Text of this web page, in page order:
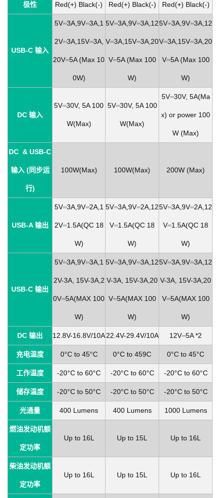
极性 Red(+) Black(-) Red(+) Black(-) Red(+) Black(-)
USB-C 输入
5V⎓3A,9V⎓3A,1
2V⎓3A,15V⎓3A,
20V⎓5A (Max 10
0W)
5V⎓3A,9V⎓3A,12
V⎓3A,15V⎓3A,20
V⎓5A (Max 100
W)
5V⎓3A,9V⎓3A,12
V⎓3A,15V⎓3A,20
V⎓5A (Max 100
W)
DC 输入
5V⎓30V, 5A 100
W(Max)
5V⎓30V, 5A 100
W(Max)
5V⎓30V, 5A(Ma
x) or power 100
W (Max)
DC & USB-C
输入 (同步运
行)
100W(Max) 100W(Max) 200W (Max)
USB-A 输出
5V⎓3A,9V⎓2A,1
2V⎓1.5A(QC 18
W)
5V⎓3A,9V⎓2A,12
V⎓1.5A(QC 18
W)
5V⎓3A,9V⎓2A,12
V⎓1.5A(QC 18
W)
USB-C 输出
5V⎓3A,9V⎓3A,1
2V-3A, 15V-3A,2
0V⎓5A(MAX 100
W)
5V⎓3A,9V⎓3A,12
V-3A, 15V-3A,20
V⎓5A(MAX 100
W)
5V⎓3A,9V⎓3A,12
V-3A, 15V-3A,20
V⎓5A(MAX 100
W)
DC 输出 12.8V-16.8V/10A22.4V-29.4V/10A 12V⎓5A *2
充电温度 0°C to 45°C 0°C to 459C 0°C to 45°C
工作温度 -20°C to 60°C -20°C to 60°C -20°C to 60°C
储存温度 -20°C to 50°C -20°Cto 50°C -20°C to 50°C
光通量 400 Lumens 400 Lumens 1000 Lumens
燃油发动机额
定功率
Up to 16L Up to 15L Up to 16L
柴油发动机额
定功率
Up to 16L Up to 15L Up to 16L